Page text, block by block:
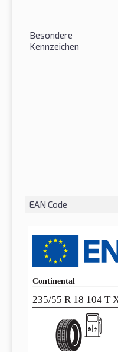
Besondere
Kennzeichen
EAN Code